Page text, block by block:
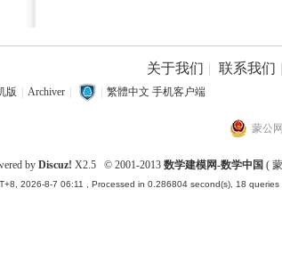
关于我们 | 联系我们 |
版 Archiver 繁體中文 手机客户端
蒙公
by Discuz! X2.5 © 2001-2013 数学建模网-数学中国 (
2026-8-7 06:11 , Processed in 0.286804 second(s), 18 queries